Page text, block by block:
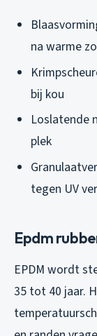
na warme
bij kou
Loslatende
plek
tegen UV
Epdm
EPDM wordt
35 tot 40 jaar.